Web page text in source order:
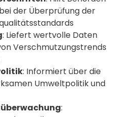
der Überprüfung der
: Liefert wertvolle Daten
Verschmutzungstrends
: Informiert über die
Umweltpolitik und
: